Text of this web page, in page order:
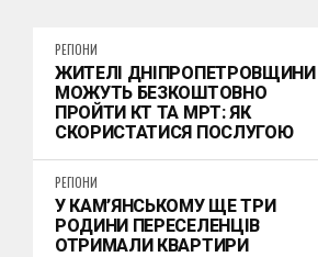
РЕГІОНИ
ЖИТЕЛІ ДНІПРОПЕТРОВЩИНИ
МОЖУТЬ БЕЗКОШТОВНО
ПРОЙТИ КТ ТА МРТ: ЯК
СКОРИСТАТИСЯ ПОСЛУГОЮ
РЕГІОНИ
У КАМ’ЯНСЬКОМУ ЩЕ ТРИ
РОДИНИ ПЕРЕСЕЛЕНЦІВ
ОТРИМАЛИ КВАРТИРИ